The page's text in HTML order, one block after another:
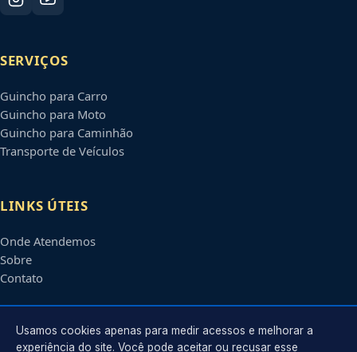
SERVIÇOS
Guincho para Carro
Guincho para Moto
Guincho para Caminhão
Transporte de Veículos
LINKS ÚTEIS
Onde Atendemos
Sobre
Contato
CONTATO
Usamos cookies apenas para medir acessos e melhorar a
experiência do site. Você pode aceitar ou recusar esse